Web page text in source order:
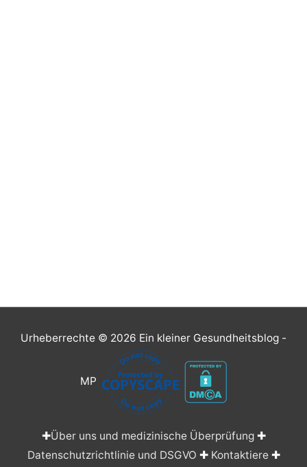
Urheberrechte © 2026 Ein kleiner Gesundheitsblog -
MP
✚Über uns und medizinische Überprüfung✚
Datenschutzrichtlinie und DSGVO ✚ Kontaktiere✚